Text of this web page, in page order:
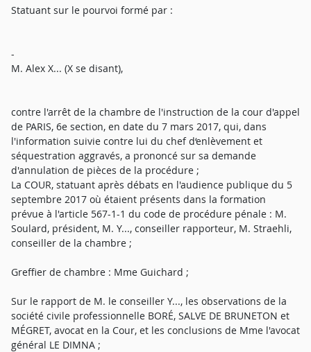
Statuant sur le pourvoi formé par :
-
M. Alex X... (X se disant),
contre l'arrêt de la chambre de l'instruction de la cour d'appel
de PARIS, 6e section, en date du 7 mars 2017, qui, dans
l'information suivie contre lui du chef d‘enlèvement et
séquestration aggravés, a prononcé sur sa demande
d'annulation de pièces de la procédure ;
La COUR, statuant après débats en l'audience publique du 5
septembre 2017 où étaient présents dans la formation
prévue à l'article 567-1-1 du code de procédure pénale : M.
Soulard, président, M. Y..., conseiller rapporteur, M. Straehli,
conseiller de la chambre ;
Greffier de chambre : Mme Guichard ;
Sur le rapport de M. le conseiller Y..., les observations de la
société civile professionnelle BORÉ, SALVE DE BRUNETON et
MÉGRET, avocat en la Cour, et les conclusions de Mme l'avocat
général LE DIMNA ;